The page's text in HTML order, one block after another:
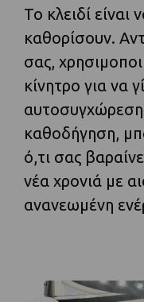
Το κλειδί
καθορίσουν.
σας,
κίνητρο για να
καθοδήγηση,
ό,τι σας
νέα χρονιά με
ανανεωμένη